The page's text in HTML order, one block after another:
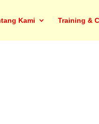
Kami Training &